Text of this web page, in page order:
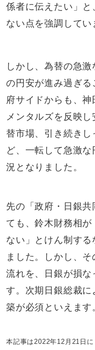
係者に伝えたい」
ない点を強調してい
しかし、為替の急
の円安が進み過ぎ
府サイドからも、
メンタルズを反映
替市場、引き続き
ど、一転して急激
況となりました。
先の「政府・日銀
ても、鈴木財務相
ない」とけん制す
ました。しかし、
流れを、日銀が損な
す。次期日銀総裁
築が必須といえます
本記事は2022年12月21日